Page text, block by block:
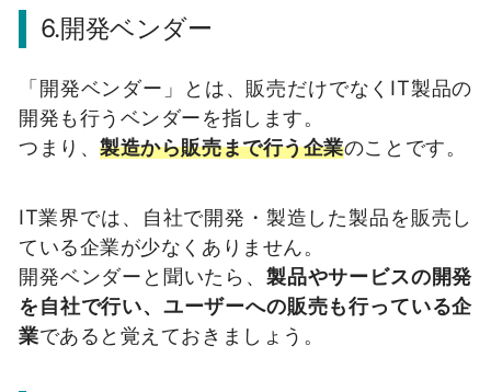
6.開発ベンダー
「開発ベンダー」とは、販売だけでなくIT製品の
開発も行うベンダーを指します。
つまり、製造から販売まで行う企業のことです。
IT業界では、自社で開発・製造した製品を販売し
ている企業が少なくありません。
開発ベンダーと聞いたら、 製品やサービスの開発
を自社で行い、ユーザーへの販売も行っている企
業であると覚えておきましょう。